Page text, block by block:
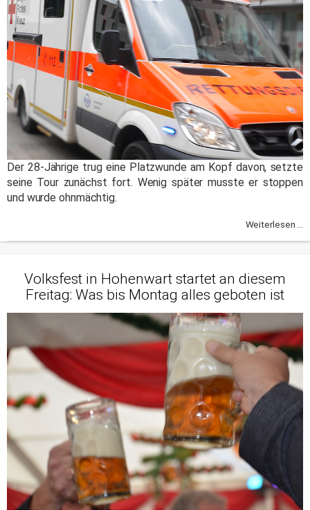
Der 28-Jährige trug eine Platzwunde am Kopf davon, setzte
seine Tour zunächst fort. Wenig später musste er stoppen
und wurde ohnmächtig.
Weiterlesen ...
Volksfest in Hohenwart startet an diesem
Freitag: Was bis Montag alles geboten ist